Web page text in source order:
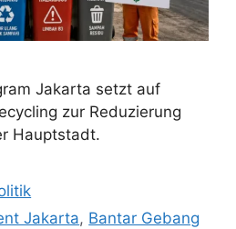
Jakarta setzt auf
zur Reduzierung
Hauptstadt.
Jakarta, Bantar Gebang